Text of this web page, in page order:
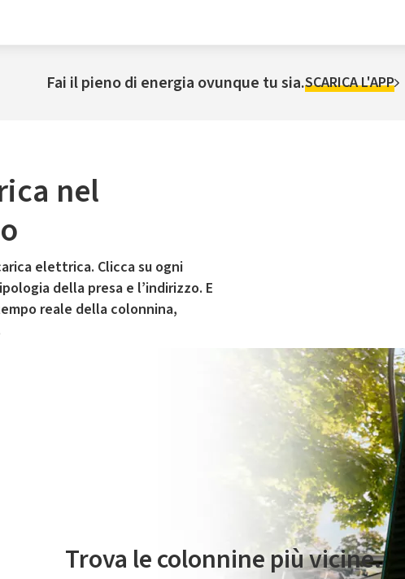
Fai il pieno di energia ovunque tu sia.SCARICA L'APP
nel
elettrica. Clicca su ogni
della presa e l’indirizzo. E
reale della colonnina,
Il servizio di mobilità elettrica è gestito da Plenitude On The Road
Trova le colonnine più vicine.